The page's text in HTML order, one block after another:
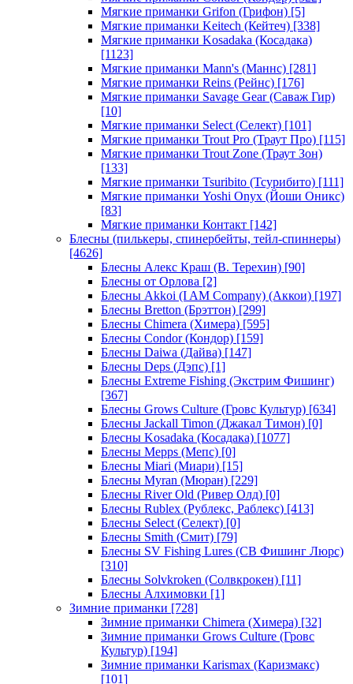
Мягкие приманки Grifon (Грифон) [5]
Мягкие приманки Keitech (Кейтеч) [338]
Мягкие приманки Kosadaka (Косадака)
[1123]
Мягкие приманки Mann's (Маннс) [281]
Мягкие приманки Reins (Рейнс) [176]
Мягкие приманки Savage Gear (Саваж Гир)
[10]
Мягкие приманки Select (Селект) [101]
Мягкие приманки Trout Pro (Траут Про) [115]
Мягкие приманки Trout Zone (Траут Зон)
[133]
Мягкие приманки Tsuribito (Тсурибито) [111]
Мягкие приманки Yoshi Onyx (Йоши Оникс)
[83]
Мягкие приманки Контакт [142]
Блесны (пилькеры, спинербейты, тейл-спиннеры)
[4626]
Блесны Алекс Краш (В. Терехин) [90]
Блесны от Орлова [2]
Блесны Akkoi (I AM Company) (Аккои) [197]
Блесны Bretton (Брэттон) [299]
Блесны Chimera (Химера) [595]
Блесны Condor (Кондор) [159]
Блесны Daiwa (Дайва) [147]
Блесны Deps (Дэпс) [1]
Блесны Extreme Fishing (Экстрим Фишинг)
[367]
Блесны Grows Culture (Гровс Культур) [634]
Блесны Jackall Timon (Джакал Тимон) [0]
Блесны Kosadaka (Косадака) [1077]
Блесны Mepps (Мепс) [0]
Блесны Miari (Миари) [15]
Блесны Myran (Мюран) [229]
Блесны River Old (Ривер Олд) [0]
Блесны Rublex (Рублекс, Раблекс) [413]
Блесны Select (Селект) [0]
Блесны Smith (Смит) [79]
Блесны SV Fishing Lures (СВ Фишинг Люрс)
[310]
Блесны Solvkroken (Солвкрокен) [11]
Блесны Алхимовки [1]
Зимние приманки [728]
Зимние приманки Chimera (Химера) [32]
Зимние приманки Grows Culture (Гровс
Культур) [194]
Зимние приманки Karismax (Каризмакс)
[101]